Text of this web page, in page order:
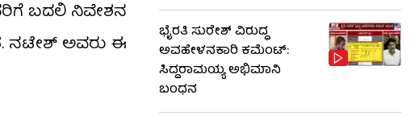
ಬದಲಿ ನಿವೇಶನ
ನಟೇಶ್​ ಅವರು ಈ
ಭೈರತಿ ಸುರೇಶ್ ವಿರುದ್ಧ
ಅವಹೇಳನಕಾರಿ ಕಮೆಂಟ್:
ಸಿದ್ದರಾಮಯ್ಯ ಅಭಿಮಾನಿ
ಬಂಧನ